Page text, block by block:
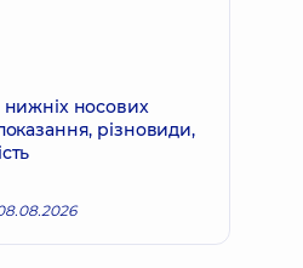
нижніх носових
різновиди,